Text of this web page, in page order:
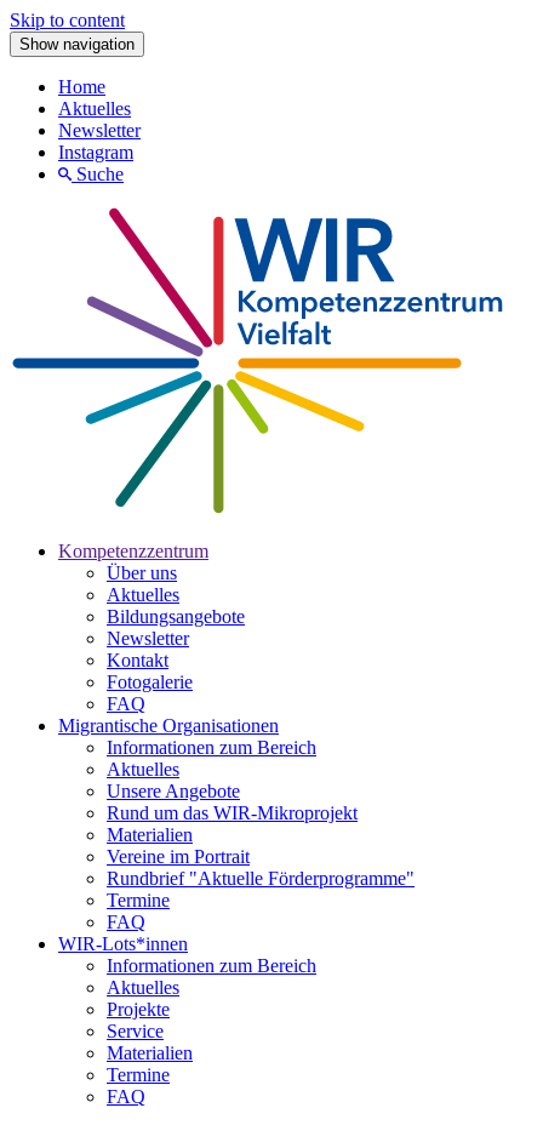
Skip to content
Show navigation
Home
Aktuelles
Newsletter
Instagram
Suche
Kompetenzzentrum
Über uns
Aktuelles
Bildungsangebote
Newsletter
Kontakt
Fotogalerie
FAQ
Migrantische Organisationen
Informationen zum Bereich
Aktuelles
Unsere Angebote
Rund um das WIR-Mikroprojekt
Materialien
Vereine im Portrait
Rundbrief "Aktuelle Förderprogramme"
Termine
FAQ
WIR-Lots*innen
Informationen zum Bereich
Aktuelles
Projekte
Service
Materialien
Termine
FAQ